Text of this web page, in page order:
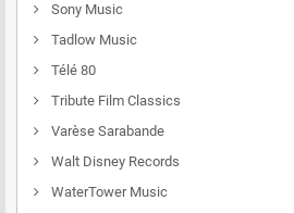
Sony Music
Tadlow Music
Télé 80
Tribute Film Classics
Varèse Sarabande
Walt Disney Records
WaterTower Music